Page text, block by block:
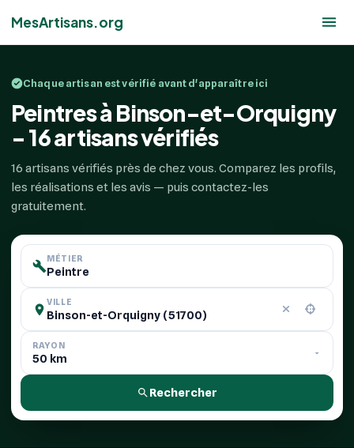
MesArtisans.org
Chaque artisan est vérifié avant d'apparaître ici
Peintres à Binson-et-Orquigny
- 16 artisans vérifiés
16 artisans vérifiés près de chez vous. Comparez les profils,
les réalisations et les avis — puis contactez-les
gratuitement.
MÉTIER
VILLE
RAYON
Rechercher